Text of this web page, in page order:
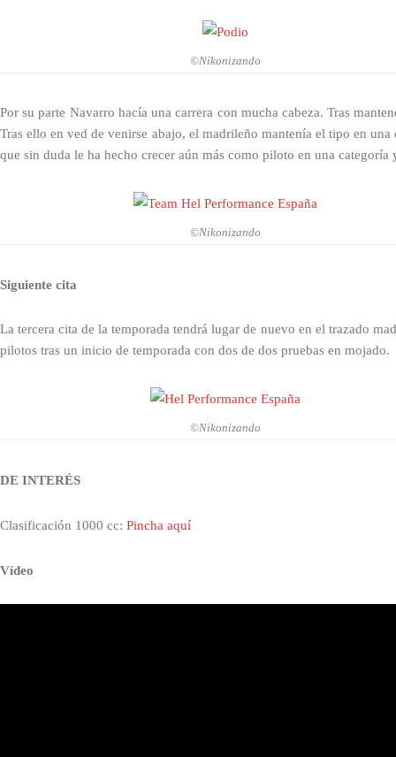
©Nikonizando
Por su parte Navarro hacía una carrera con mucha cabeza. Tras
Tras ello en ved de venirse abajo, el madrileño mantenía el tipo en
que sin duda le ha hecho crecer aún más como piloto en una
©Nikonizando
Siguiente cita
La tercera cita de la temporada tendrá lugar de nuevo en el trazado
pilotos tras un inicio de temporada con dos de dos pruebas en mojado.
©Nikonizando
DE INTERÉS
Clasificación 1000 cc: Pincha aquí
Vídeo